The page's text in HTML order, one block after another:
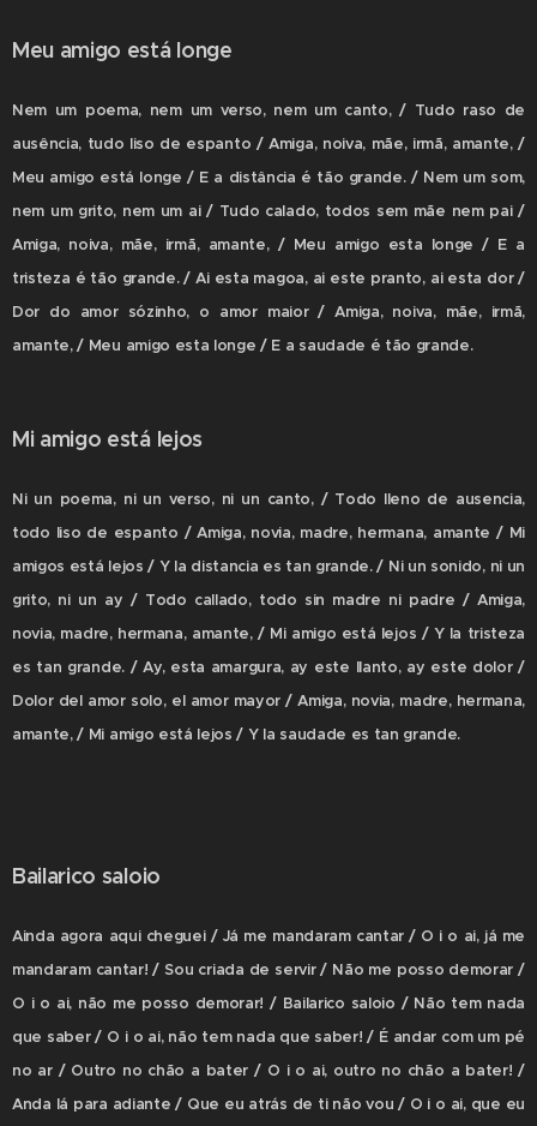
Meu amigo está longe
Nem um poema, nem um verso, nem um canto, / Tudo raso de
ausência, tudo liso de espanto / Amiga, noiva, mãe, irmã, amante, /
Meu amigo está longe / E a distância é tão grande. / Nem um som,
nem um grito, nem um ai / Tudo calado, todos sem mãe nem pai /
Amiga, noiva, mãe, irmã, amante, / Meu amigo esta longe / E a
tristeza é tão grande. / Ai esta magoa, ai este pranto, ai esta dor /
Dor do amor sózinho, o amor maior / Amiga, noiva, mãe, irmã,
amante, / Meu amigo esta longe / E a saudade é tão grande.
Mi amigo está lejos
Ni un poema, ni un verso, ni un canto, / Todo lleno de ausencia,
todo liso de espanto / Amiga, novia, madre, hermana, amante / Mi
amigos está lejos / Y la distancia es tan grande. / Ni un sonido, ni un
grito, ni un ay / Todo callado, todo sin madre ni padre / Amiga,
novia, madre, hermana, amante, / Mi amigo está lejos / Y la tristeza
es tan grande. / Ay, esta amargura, ay este llanto, ay este dolor /
Dolor del amor solo, el amor mayor / Amiga, novia, madre, hermana,
amante, / Mi amigo está lejos / Y la saudade es tan grande.
Bailarico saloio
Ainda agora aqui cheguei / Já me mandaram cantar / O i o ai, já me
mandaram cantar! / Sou criada de servir / Não me posso demorar /
O i o ai, não me posso demorar! / Bailarico saloio / Não tem nada
que saber / O i o ai, não tem nada que saber! / É andar com um pé
no ar / Outro no chão a bater / O i o ai, outro no chão a bater! /
Anda lá para adiante / Que eu atrás de ti não vou / O i o ai, que eu